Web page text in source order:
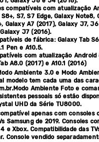
compatíveis com atualização
S7, S7 Edge, Galaxy Note8,
Galaxy A7 (2017), Galaxy J7,
J7 (2016).
de fábrica: Galaxy Tab
Pen e A10.5.
com atualização Android
A8.0 (2017) e A10.1 (2016)
Ambiente 3.0 e Modo
modelo tem cada uma das
Ambiente Foto e
pessoais só estão
UHD da Série TU8000.
apenas com consoles
Samsung de 2019. Consoles
e Xbox. Compatibilidade das
Console vendido